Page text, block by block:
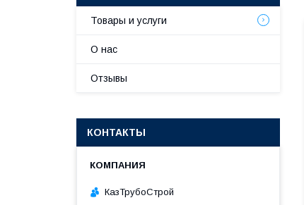
Товары и услуги
О нас
Отзывы
КОНТАКТЫ
КазТрубоСтрой